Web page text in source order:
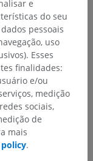
e
do seu
pessoais
uso
Esses
finalidades:
e/ou
medição
sociais,
de
mais
.